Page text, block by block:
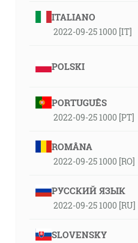
ITALIANO
2022-09-25 1000 [IT]
POLSKI
PORTUGUÊS
2022-09-25 1000 [PT]
ROMÂNA
2022-09-25 1000 [RO]
РУССКИЙ ЯЗЫК
2022-09-25 1000 [RU]
SLOVENSKY